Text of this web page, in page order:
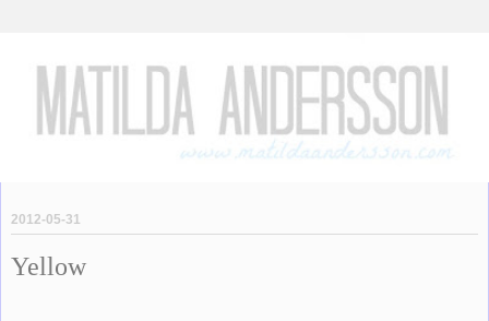
2012-05-31
Yellow